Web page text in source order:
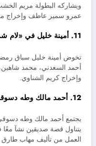
ويشاركه البطولة مريم
عمرو سمير عاطف وإخراج
11. أمينة خليل في «لام شمسية»
تخوض أمينة خليل سباق
أحمد السعدني، محمد
وإخراج كريم الشناوي.
12. أحمد مالك وطه دسوقي في «ولاد ناس»
يجتمع أحمد مالك وطه
يتناول قصة صديقين نشآ معًا
العمل من تأليف مهاب طارق